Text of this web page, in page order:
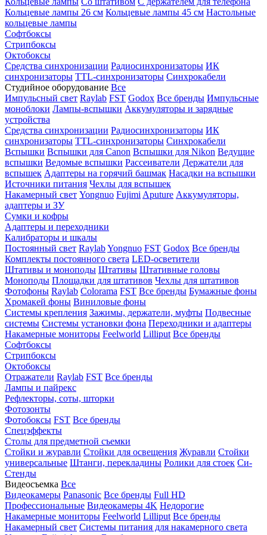
Кольцевые лампы 26 см Кольцевые лампы 45 см Настольные
кольцевые лампы
Софтбоксы
Стрипбоксы
Октобоксы
Средства синхронизации Радиосинхронизаторы ИК
синхронизаторы TTL-синхронизаторы Синхрокабели
Студийное оборудование Все
Импульсный свет Raylab FST Godox Все бренды Импульсные
моноблоки Лампы-вспышки Аккумуляторы и зарядные
устройства
Средства синхронизации Радиосинхронизаторы ИК
синхронизаторы TTL-синхронизаторы Синхрокабели
Вспышки Вспышки для Canon Вспышки для Nikon Ведущие
вспышки Ведомые вспышки Рассеиватели Держатели для
вспышек Адаптеры на горячий башмак Насадки на вспышки
Источники питания Чехлы для вспышек
Накамерный свет Yongnuo Fujimi Aputure Аккумуляторы,
адаптеры и ЗУ
Сумки и кофры
Адаптеры и переходники
Калибраторы и шкалы
Постоянный свет RaylabYongnuo FST Godox Все бренды
Комплекты постоянного света LED-осветители
Штативы и моноподы Штативы Штативные головы
Моноподы Площадки для штативов Чехлы для штативов
Фотофоны Raylab Colorama FST Все бренды Бумажные фоны
Хромакей фоны Виниловые фоны
Системы крепления Зажимы, держатели, муфты Подвесные
системы Системы установки фона Переходники и адаптеры
Накамерные мониторы Feelworld Lilliput Все бренды
Софтбоксы
Стрипбоксы
Октобоксы
Отражатели Raylab FST Все бренды
Лампы и пайрекс
Рефлекторы, соты, шторки
Фотозонты
Фотобоксы FST Все бренды
Спецэффекты
Столы для предметной съемки
Стойки и журавли Стойки для освещения Журавли Стойки
универсальные Штанги, перекладины Ролики для стоек Си-
Стенды
Видеосъемка Все
Видеокамеры Panasonic Все бренды Full HD
Профессиональные Видеокамеры 4K Недорогие
Накамерные мониторы Feelworld Lilliput Все бренды
Накамерный свет Системы питания для накамерного света